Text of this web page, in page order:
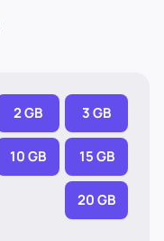
2 GB 3 GB
10 GB 15 GB
20 GB